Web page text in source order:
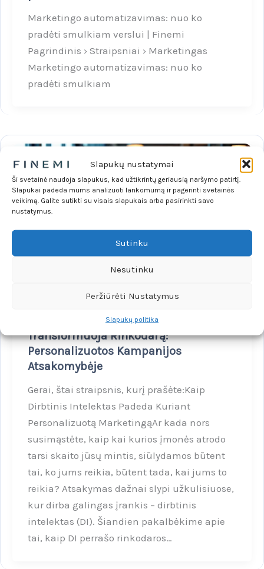
Slapukų nustatymai
Ši svetainė naudoja slapukus, kad užtikrintų geriausią naršymo patirtį.
Slapukai padeda mums analizuoti lankomumą ir pagerinti svetainės
veikimą. Galite sutikti su visais slapukais arba pasirinkti savo
nustatymus.
Sutinku
Nesutinku
Peržiūrėti Nustatymus
Slapukų politika
Marketingo automatizavimas: nuo ko
pradėti smulkiam verslui | Finemi
Pagrindinis › Straipsniai › Marketingas
Marketingo automatizavimas: nuo ko
pradėti smulkiam
Kaip Dirbtinis Intelektas
Transformuoja Rinkodarą:
Personalizuotos Kampanijos
Atsakomybėje
Gerai, štai straipsnis, kurį prašėte:Kaip
Dirbtinis Intelektas Padeda Kuriant
Personalizuotą MarketingąAr kada nors
susimąstėte, kaip kai kurios įmonės atrodo
tarsi skaito jūsų mintis, siūlydamos būtent
tai, ko jums reikia, būtent tada, kai jums to
reikia? Atsakymas dažnai slypi užkulisiuose,
kur dirba galingas įrankis – dirbtinis
intelektas (DI). Šiandien pakalbėkime apie
tai, kaip DI perrašo rinkodaros…